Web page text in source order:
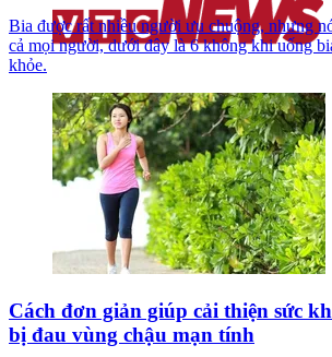
Bia được rất nhiều người ưu chuộng, nhưng
cả mọi người, dưới đây là 6 không khi uống
khỏe.
Cách đơn giản giúp cải thiện sức
bị đau vùng chậu mạn tính